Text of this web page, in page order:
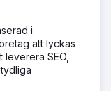
i
att lyckas
SEO,